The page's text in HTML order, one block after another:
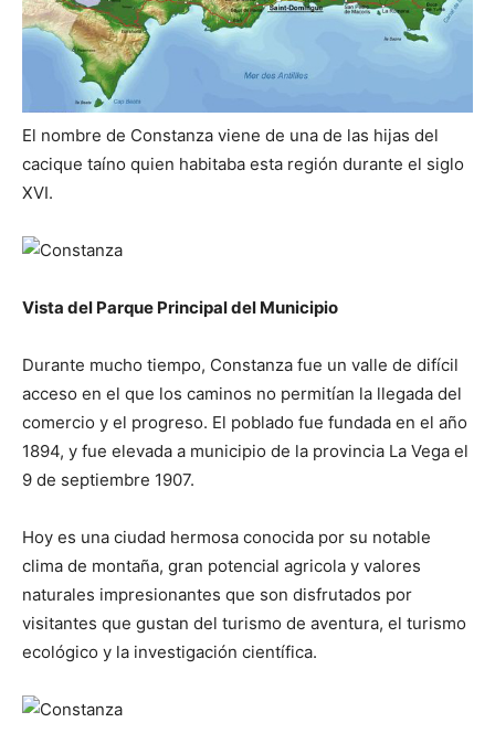
El nombre de Constanza viene de una de las hijas del
cacique taíno quien habitaba esta región durante el siglo
XVI.
Vista del Parque Principal del Municipio
Durante mucho tiempo, Constanza fue un valle de difícil
acceso en el que los caminos no permitían la llegada del
comercio y el progreso. El poblado fue fundada en el año
1894, y fue elevada a municipio de la provincia La Vega el
9 de septiembre 1907.
Hoy es una ciudad hermosa conocida por su notable
clima de montaña, gran potencial agricola y valores
naturales impresionantes que son disfrutados por
visitantes que gustan del turismo de aventura, el turismo
ecológico y la investigación científica.